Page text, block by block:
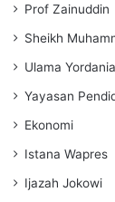
Prof Zainuddin
Sheikh
Ulama Yordania
Yayasan
Ekonomi
Istana Wapres
Ijazah Jokowi